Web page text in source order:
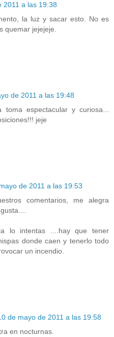
2011 a las 19:38
la luz y sacar esto. No es
quemar jejejeje.
de 2011 a las 19:48
toma espectacular y curiosa...
jeje
de 2011 a las 19:53
comentarios, me alegra
lo intentas ....hay que tener
donde caen y tenerlo todo
un incendio.
de mayo de 2011 a las 19:58
en nocturnas.